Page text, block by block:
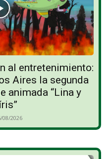
al entretenimiento:
Aires la segunda
animada “Lina y
08/2026